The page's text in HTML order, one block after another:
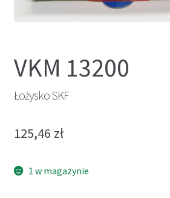
VKM 13200
Łożysko SKF
125,46 zł
1 w magazynie